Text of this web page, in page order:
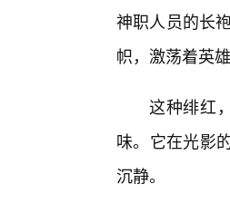
神职人员的长
帜，激荡着英
这种绯红
味。它在光影
沉静。